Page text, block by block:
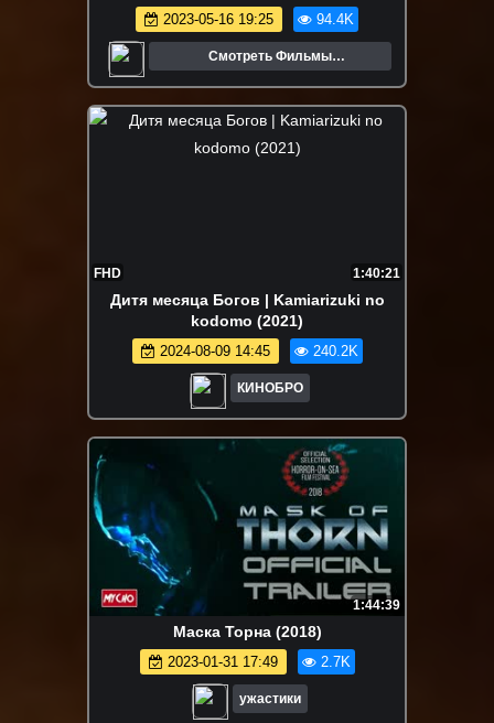
2023-05-16 19:25 94.4K
Смотреть Фильмы
FHD 1:40:21
Дитя месяца Богов | Kamiarizuki no
kodomo (2021)
2024-08-09 14:45 240.2K
КИНОБРО
1:44:39
Маска Торна (2018)
2023-01-31 17:49 2.7K
ужастики